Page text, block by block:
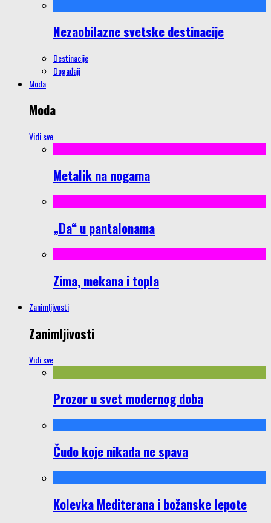
Nezaobilazne svetske destinacije
Destinacije
Događaji
Moda
Moda
Vidi sve
Metalik na nogama
„Da“ u pantalonama
Zima, mekana i topla
Zanimljivosti
Zanimljivosti
Vidi sve
Prozor u svet modernog doba
Čudo koje nikada ne spava
Kolevka Mediterana i božanske lepote